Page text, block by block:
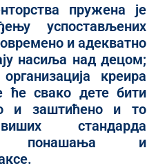
пружена је
успостављених
и адекватно
насиља над децом;
креира
свако дете бити
и заштићено и то
стандарда
понашања и